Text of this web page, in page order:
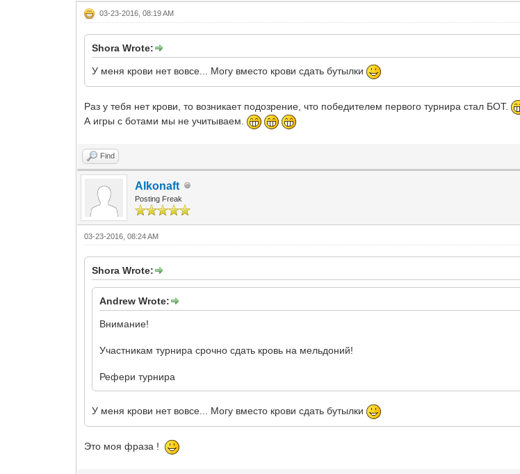
03-23-2016, 08:19 AM
Shora Wrote:
У меня крови нет вовсе... Могу вместо крови сдать бутылки
Раз у тебя нет крови, то возникает подозрение, что победителем первого турнира стал БОТ.
А игры с ботами мы не учитываем.
Find
Alkonaft
Posting Freak
03-23-2016, 08:24 AM
Shora Wrote:
Andrew Wrote:
Внимание!
Участникам турнира срочно сдать кровь на мельдоний!
Рефери турнира
У меня крови нет вовсе... Могу вместо крови сдать бутылки
Это моя фраза !